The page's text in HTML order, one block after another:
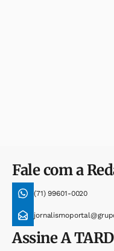
Fale com a
(71) 99601-0020
AssineA